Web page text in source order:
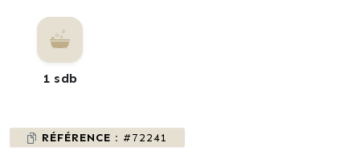
1 sdb
RÉFÉRENCE : #72241